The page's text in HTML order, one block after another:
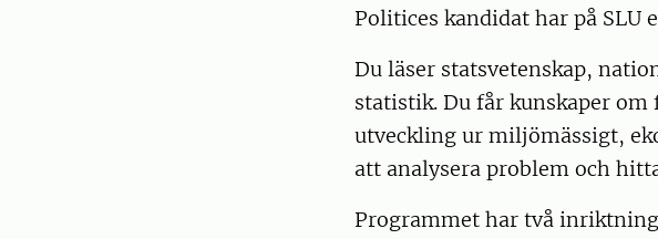
Politices kandidat har på
Du läser statsvetenskap,
statistik. Du får kunskaper
utveckling ur miljömässigt,
att analysera problem och
Programmet har två